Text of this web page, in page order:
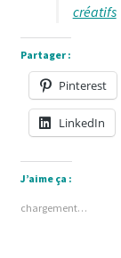
créatifs
Partager :
Pinterest
LinkedIn
J’aime ça :
chargement…